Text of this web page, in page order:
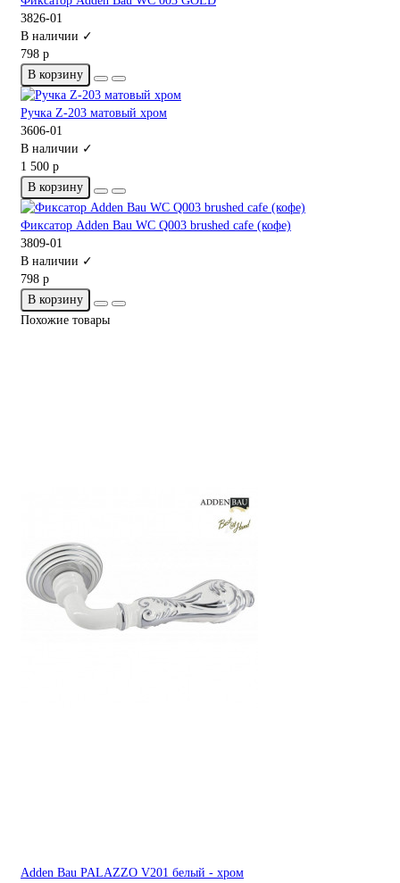
3826-01
В наличии ✓
798 р
В корзину
Ручка Z-203 матовый хром
3606-01
В наличии ✓
1 500 р
В корзину
Фиксатор Adden Bau WC Q003 brushed cafe (кофе)
3809-01
В наличии ✓
798 р
В корзину
Похожие товары
Adden Bau PALAZZO V201 белый - хром